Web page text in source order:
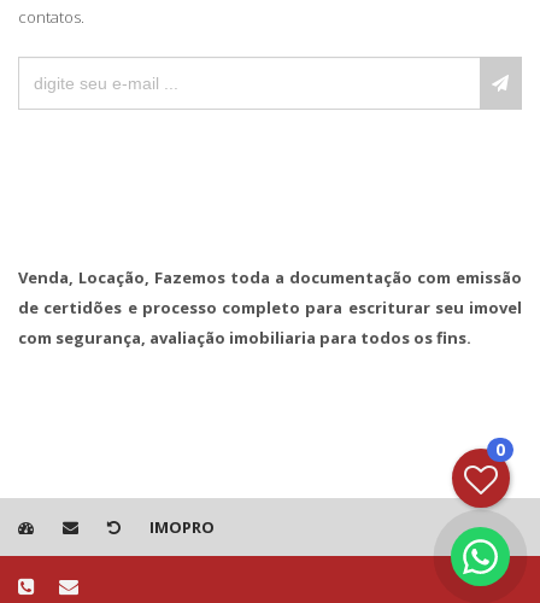
contatos.
Venda, Locação, Fazemos toda a documentação com emissão
de certidões e processo completo para escriturar seu imovel
com segurança, avaliação imobiliaria para todos os fins.
IMOPRO
0